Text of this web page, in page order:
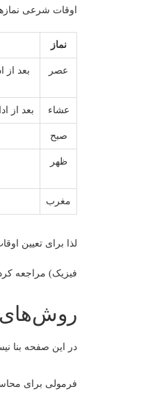
اوقات شرعی
نماز
عصر بعد از
عشاء بعد از
صبح
ظهر
مغرب
لذا برای تعیین
فیزیک) مراجعه
روش‌های
در این صفحه بنا
فرمولی برای